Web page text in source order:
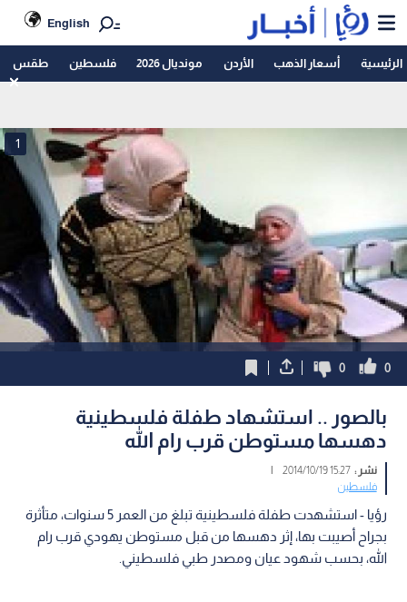
English
الرئيسية أسعار الذهب الأردن مونديال 2026 فلسطين طقس
1
0
0
بالصور .. استشهاد طفلة فلسطينية
دهسها مستوطن قرب رام الله
نشر :15:27 2014/10/19
|
فلسطين
رؤيا - استشهدت طفلة فلسطينية تبلغ من العمر 5 سنوات، متأثرة
بجراح أصيبت بها، إثر دهسها من قبل مستوطن يهودي قرب رام
الله، بحسب شهود عيان ومصدر طبي فلسطيني.